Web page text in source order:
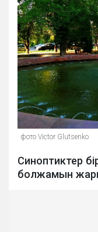
фото Victor Glutsenko
Синоптиктер
болжамын